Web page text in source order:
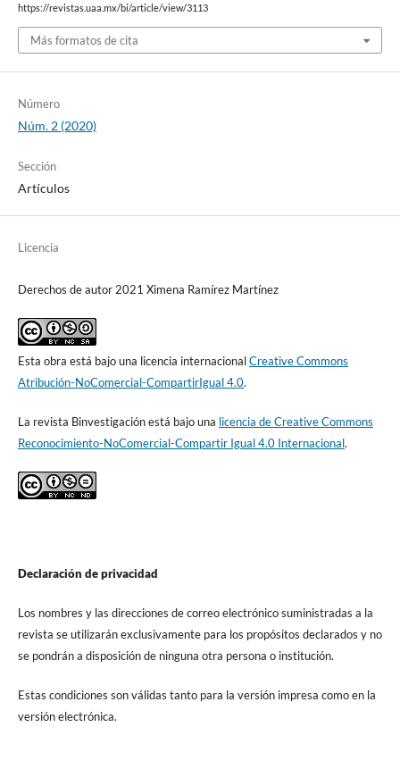
https://revistas.uaa.mx/bi/article/view/3113
Más formatos de cita
Número
Núm. 2 (2020)
Sección
Artículos
Licencia
Derechos de autor 2021 Ximena Ramírez Martínez
Esta obra está bajo una licencia internacionalCreative Commons
Atribución-NoComercial-CompartirIgual 4.0.
La revista Binvestigación está bajo una licencia de Creative Commons
Reconocimiento-NoComercial-Compartir Igual 4.0 Internacional.
Declaración de privacidad
Los nombres y las direcciones de correo electrónico suministradas a la
revista se utilizarán exclusivamente para los propósitos declarados y no
se pondrán a disposición de ninguna otra persona o institución.
Estas condiciones son válidas tanto para la versión impresa como en la
versión electrónica.